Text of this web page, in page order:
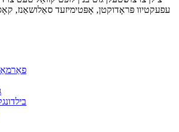
עפעקטיוו פּראָדוקטן, אָפּטימיזעד סאַלושאַנז,